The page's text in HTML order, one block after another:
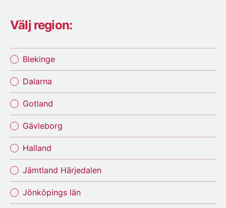
Välj region:
Blekinge
Dalarna
Gotland
Gävleborg
Halland
Jämtland Härjedalen
Jönköpings län